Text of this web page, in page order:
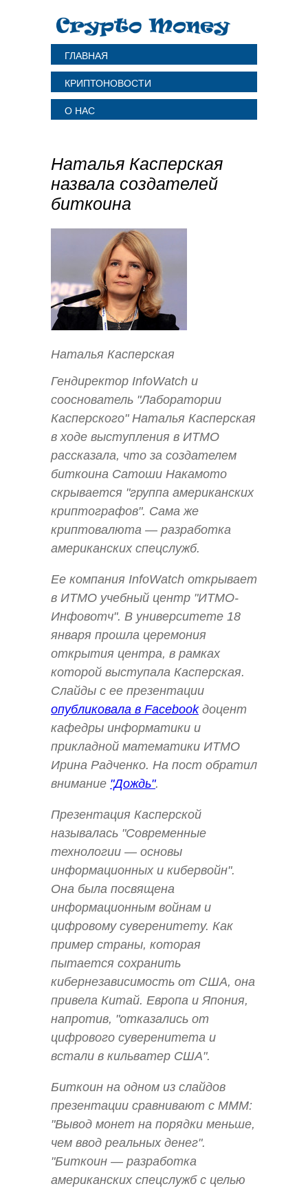
ГЛАВНАЯ
КРИПТОНОВОСТИ
О НАС
Наталья Касперская
назвала создателей
биткоина
Наталья Касперская
Гендиректор InfoWatch и
сооснователь "Лаборатории
Касперского" Наталья Касперская
в ходе выступления в ИТМО
рассказала, что за создателем
биткоина Сатоши Накамото
скрывается "группа американских
криптографов". Сама же
криптовалюта — разработка
американских спецслужб.
Ее компания InfoWatch открывает
в ИТМО учебный центр "ИТМО-
Инфовотч". В университете 18
января прошла церемония
открытия центра, в рамках
которой выступала Касперская.
Слайды с ее презентации
опубликовала в Facebookдоцент
кафедры информатики и
прикладной математики ИТМО
Ирина Радченко. На пост обратил
внимание "Дождь".
Презентация Касперской
называлась "Современные
технологии — основы
информационных и кибервойн".
Она была посвящена
информационным войнам и
цифровому суверенитету. Как
пример страны, которая
пытается сохранить
кибернезависимость от США, она
привела Китай. Европа и Япония,
напротив, "отказались от
цифрового суверенитета и
встали в кильватер США".
Биткоин на одном из слайдов
презентации сравнивают с МММ:
"Вывод монет на порядки меньше,
чем ввод реальных денег".
"Биткоин — разработка
американских спецслужб с целью